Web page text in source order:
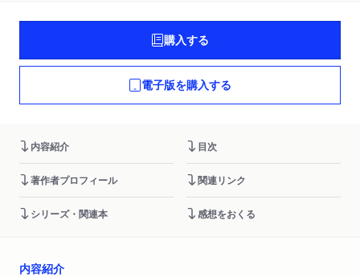
購入する
電子版を購入する
内容紹介 目次
著作者プロフィール 関連リンク
シリーズ・関連本 感想をおくる
内容紹介